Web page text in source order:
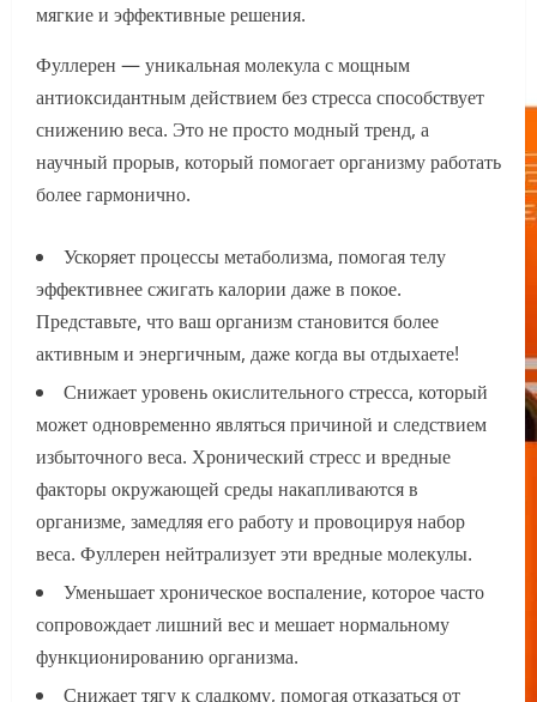
мягкие и эффективные решения.
Фуллерен — уникальная молекула с мощным
антиоксидантным действием без стресса способствует
снижению веса. Это не просто модный тренд, а
научный прорыв, который помогает организму работать
более гармонично.
Ускоряет процессы метаболизма, помогая телу
эффективнее сжигать калории даже в покое.
Представьте, что ваш организм становится более
активным и энергичным, даже когда вы отдыхаете!
Снижает уровень окислительного стресса, который
может одновременно являться причиной и следствием
избыточного веса. Хронический стресс и вредные
факторы окружающей среды накапливаются в
организме, замедляя его работу и провоцируя набор
веса. Фуллерен нейтрализует эти вредные молекулы.
Уменьшает хроническое воспаление, которое часто
сопровождает лишний вес и мешает нормальному
функционированию организма.
Снижает тягу к сладкому, помогая отказаться от